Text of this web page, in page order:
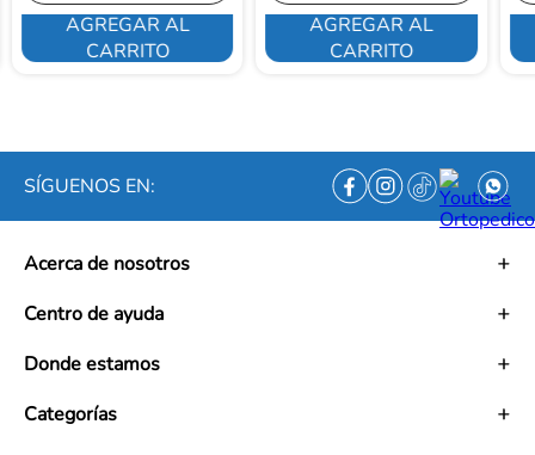
AGREGAR AL
CARRITO
AGREGAR AL
CARRITO
SÍGUENOS EN:
Acerca de nosotros
Misión
Trabaja con nosotros
Ética empresarial
Centro de ayuda
Políticas de tratamiento de datos personales
PQRS y Garantías
Donde estamos
Mapa de tiendas
Contacto
Categorías